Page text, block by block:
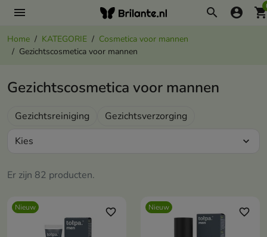
menu search account_circle
Home KATEGORIE
Cosmetica voor mannen
Gezichtscosmetica voor mannen
Gezichtscosmetica voor mannen
Gezichtsreiniging Gezichtsverzorging
Er zijn 82 producten.
Kies expand_more
Nieuw favorite_border Nieuw favorite_border